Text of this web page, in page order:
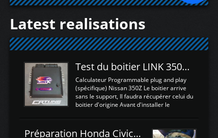
Latest realisations
Test du boitier LINK 350Z Plugin ECU
Calculateur Programmable plug and play
(spécifique) Nissan 350Z Le boitier arrive
sans le support, Il faudra récupérer celui du
boitier d'origine Avant d'installer le
d'envoyer l'information de la large bande
Préparation Honda Civic Type R FK2